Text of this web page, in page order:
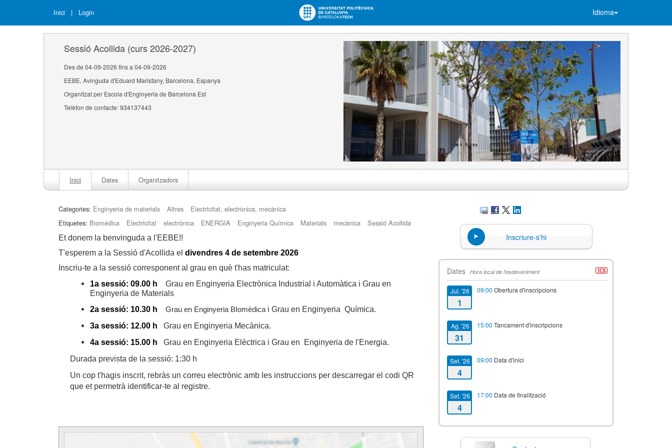
Inici | Login Idioma
Sessió Acollida (curs 2026-2027)
Des de 04-09-2026 fins a 04-09-2026
EEBE, Avinguda d'Eduard Maristany, Barcelona, Espanya
Organitzat per Escola d'Enginyeria de Barcelona Est
Telèfon de contacte: 934137443
Inici Dates Organitzadors
Categories: Enginyeria de materials Altres
Electricitat, electrònica, mecànica
Etiquetes: Biomédica Electricitat electrónica ENERGIA Enginyeria Química Materials mecànica Sessió Acollida
Et donem la benvinguda a l'EEBE!!
T'esperem a la Sessió d'Acollida el divendres 4 de setembre 2026
Inscriu-te a la sessió corresponent al grau en què t'has matriculat:
1a sessió: 09.00 h Grau en Enginyeria Electrònica Industrial i Automàtica i Grau en
Enginyeria de Materials
2a sessió: 10.30 h Grau en Enginyeria BIomèdica i Grau en Enginyeria Química.
3a sessió: 12.00 h
Grau en Enginyeria Mecànica.
4a sessió: 15.00 h
Grau en Enginyeria Elèctrica i Grau en Enginyeria de l'Energia.
Durada prevista de la sessió: 1:30 h
Un cop t'hagis inscrit, rebràs un correu electrònic amb les instruccions per descarregar el codi QR
que et permetrà identificar-te al registre.
Inscriure-s'hi
Dates Hora local de l'esdeveniment
Jul. '26
1
09:00 Obertura d'inscripcions
Ag. '26
31
15:00 Tancament d'inscripcions
Set. '26
4
09:00 Data d'inici
Set. '26
4
17:00 Data de finalització